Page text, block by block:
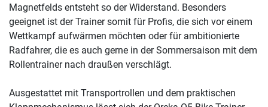
Magnetfelds entsteht so der Widerstand. Besonders
geeignet ist der Trainer somit für Profis, die sich vor einem
Wettkampf aufwärmen möchten oder für ambitionierte
Radfahrer, die es auch gerne in der Sommersaison mit dem
Rollentrainer nach draußen verschlägt.
Ausgestattet mit Transportrollen und dem praktischen